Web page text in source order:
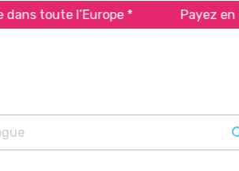
toute l’Europe * Payez en 2x,